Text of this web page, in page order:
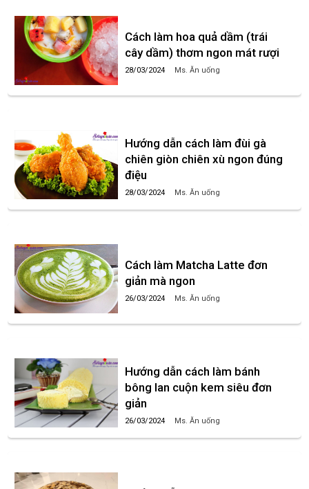
Cách làm hoa quả dầm (trái
cây dầm) thơm ngon mát rượi
28/03/2024 Ms. Ăn uống
Hướng dẫn cách làm đùi gà
chiên giòn chiên xù ngon đúng
điệu
28/03/2024 Ms. Ăn uống
Cách làm Matcha Latte đơn
giản mà ngon
26/03/2024 Ms. Ăn uống
Hướng dẫn cách làm bánh
bông lan cuộn kem siêu đơn
giản
26/03/2024 Ms. Ăn uống